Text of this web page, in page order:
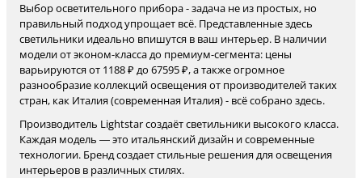
Выбор осветительного прибора - задача не из простых, но
правильный подход упрощает всё. Представленные здесь
светильники идеально впишутся в ваш интерьер. В наличии
модели от эконом-класса до премиум-сегмента: цены
варьируются от 1188 ₽ до 67595 ₽, а также огромное
разнообразие коллекций освещения от производителей таких
стран, как Италия (современная Италия) - всё собрано здесь.
Производитель Lightstar создаёт светильники высокого класса.
Каждая модель — это итальянский дизайн и современные
технологии. Бренд создает стильные решения для освещения
интерьеров в различных стилях.